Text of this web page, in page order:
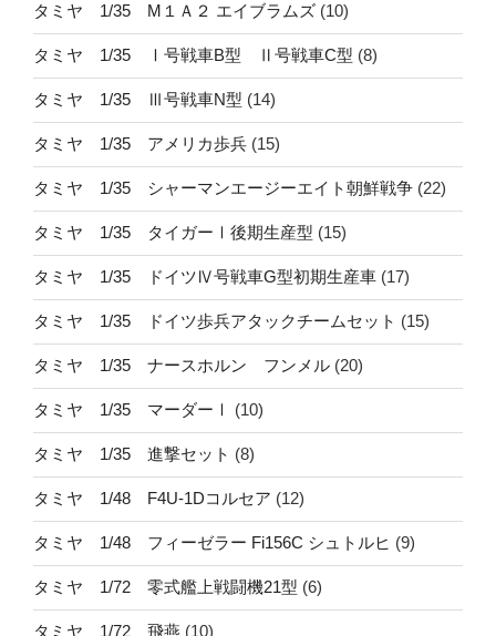
タミヤ 1/35 M１Ａ２ エイブラムズ (10)
タミヤ 1/35 Ⅰ号戦車B型 Ⅱ号戦車C型 (8)
タミヤ 1/35 Ⅲ号戦車N型 (14)
タミヤ 1/35 アメリカ歩兵 (15)
タミヤ 1/35 シャーマンエージーエイト朝鮮戦争 (22)
タミヤ 1/35 タイガーⅠ後期生産型 (15)
タミヤ 1/35 ドイツⅣ号戦車G型初期生産車 (17)
タミヤ 1/35 ドイツ歩兵アタックチームセット (15)
タミヤ 1/35 ナースホルン フンメル (20)
タミヤ 1/35 マーダーⅠ (10)
タミヤ 1/35 進撃セット (8)
タミヤ 1/48 F4U-1Dコルセア (12)
タミヤ 1/48 フィーゼラー Fi156C シュトルヒ (9)
タミヤ 1/72 零式艦上戦闘機21型 (6)
タミヤ 1/72 飛燕 (10)